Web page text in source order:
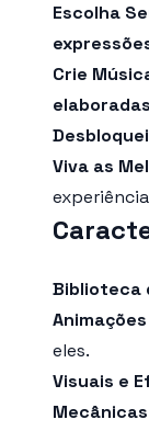
Escolha
Crie
elaboradas
Viva as
Biblioteca
eles.
Visuais e